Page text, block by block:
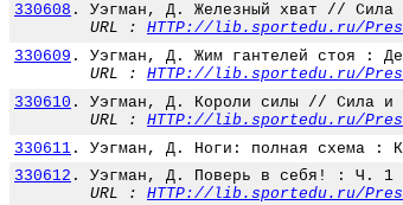
330608 .
Уэгман, Д. Железный хват //
URL : HTTP://lib.sportedu.ru/
330609 .
Уэгман, Д. Жим гантелей стоя :
URL : HTTP://lib.sportedu.ru/
330610 .
Уэгман, Д. Короли силы // Сила
URL : HTTP://lib.sportedu.ru/
330611 . Уэгман, Д. Ноги: полная схема :
330612 .
Уэгман, Д. Поверь в себя! : Ч.
URL : HTTP://lib.sportedu.ru/